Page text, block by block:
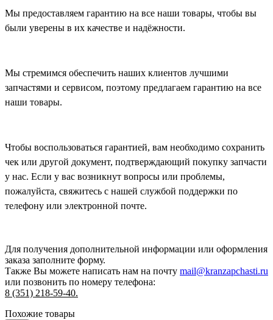
Мы предоставляем гарантию на все наши товары, чтобы вы
были уверены в их качестве и надёжности.
Мы стремимся обеспечить наших клиентов лучшими
запчастями и сервисом, поэтому предлагаем гарантию на все
наши товары.
Чтобы воспользоваться гарантией, вам необходимо сохранить
чек или другой документ, подтверждающий покупку запчасти
у нас. Если у вас возникнут вопросы или проблемы,
пожалуйста, свяжитесь с нашей службой поддержки по
телефону или электронной почте.
Для получения дополнительной информации или оформления
заказа заполните форму.
Также Вы можете написать нам на почту mail@kranzapchasti.ru
или позвонить по номеру телефона:
8 (351) 218-59-40.
Похожие товары